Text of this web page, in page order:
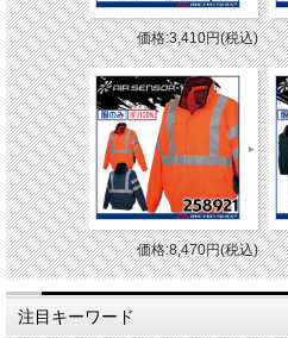
価格:3,410円(税込)
価格:8,470円(税込)
注目キーワード